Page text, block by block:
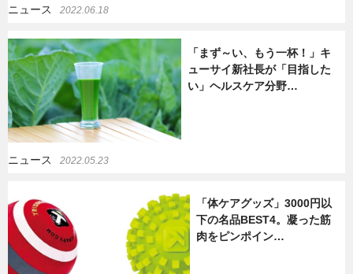
グルメ
暮らし
ニュース 2022.06.18
「まず～い、もう一杯！」キ
ューサイ新社長が「目指した
い」ヘルスケア分野…
ニュース 2022.05.23
「体ケアグッズ」3000円以
下の名品BEST4。凝った筋
肉をピンポイン…